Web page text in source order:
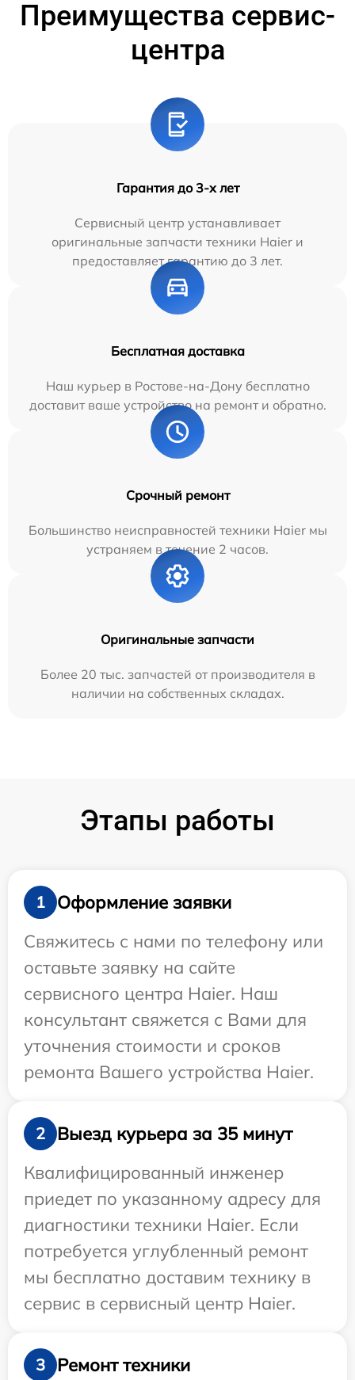
Преимущества сервис-
центра
Гарантия до 3-х лет
Сервисный центр устанавливает
оригинальные запчасти техники Haier и
предоставляет гарантию до 3 лет.
Бесплатная доставка
Наш курьер в Ростове-на-Дону бесплатно
доставит ваше устройство на ремонт и обратно.
Срочный ремонт
Большинство неисправностей техники Haier мы
устраняем в течение 2 часов.
Оригинальные запчасти
Более 20 тыс. запчастей от производителя в
наличии на собственных складах.
Этапы работы
1
Оформление заявки
Свяжитесь с нами по телефону или
оставьте заявку на сайте
сервисного центра Haier. Наш
консультант свяжется с Вами для
уточнения стоимости и сроков
ремонта Вашего устройства Haier.
2
Выезд курьера за 35 минут
Квалифицированный инженер
приедет по указанному адресу для
диагностики техники Haier. Если
потребуется углубленный ремонт
мы бесплатно доставим технику в
сервис в сервисный центр Haier.
3 Ремонт техники